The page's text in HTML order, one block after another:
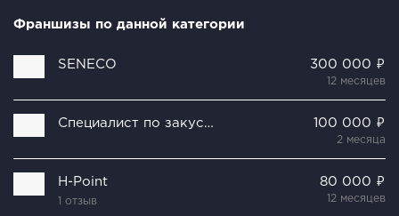
Франшизы по данной категории
SENECO 300 000 ₽
12 месяцев
Специалист по закуске 100 000 ₽
2 месяца
H-Point
1 отзыв
80 000 ₽
12 месяцев